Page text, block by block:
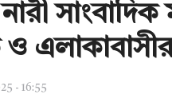
সাংবাদিক
ও
- 16:55